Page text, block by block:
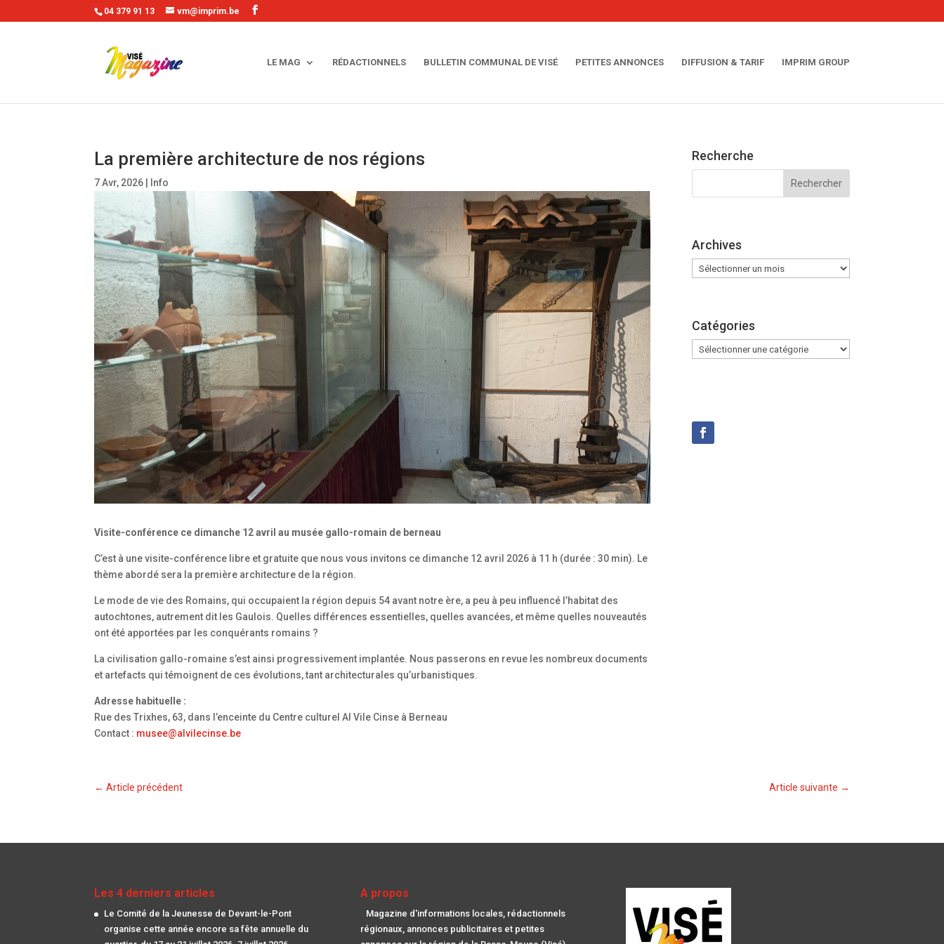
04 379 91 13 vm@imprim.be
LE MAG RÉDACTIONNELS BULLETIN COMMUNAL DE VISÉ PETITES ANNONCES DIFFUSION & TARIF IMPRIM GROUP
La première architecture de nos régions
7 Avr, 2026 Info
Visite-conférence ce dimanche 12 avril au musée gallo-romain de berneau
C’est à une visite-conférence libre et gratuite que nous vous invitons ce dimanche 12 avril 2026 à 11 h (durée : 30 min). Le
thème abordé sera la première architecture de la région.
Le mode de vie des Romains, qui occupaient la région depuis 54 avant notre ère, a peu à peu influencé l’habitat des
autochtones, autrement dit les Gaulois. Quelles différences essentielles, quelles avancées, et même quelles nouveautés
ont été apportées par les conquérants romains ?
La civilisation gallo-romaine s’est ainsi progressivement implantée. Nous passerons en revue les nombreux documents
et artefacts qui témoignent de ces évolutions, tant architecturales qu’urbanistiques.
Adresse habituelle :
Rue des Trixhes, 63, dans l’enceinte du Centre culturel Al Vile Cinse à Berneau
Contact : musee@alvilecinse.be
Recherche
Archives
Archives
Catégories
Catégories
←Article précédent Article suivante →
Les 4 derniers articles
Le Comité de la Jeunesse de Devant-le-Pont
organise cette année encore sa fête annuelle du
A propos
Magazine d'informations locales, rédactionnels
régionaux, annonces publicitaires et petites